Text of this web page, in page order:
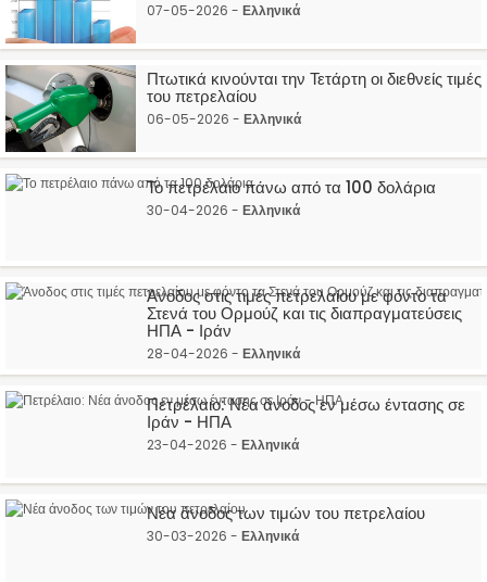
07-05-2026 - Ελληνικά
Πτωτικά κινούνται την Τετάρτη οι διεθνείς τιμές
του πετρελαίου
06-05-2026 - Ελληνικά
Το πετρέλαιο πάνω από τα 100 δολάρια
30-04-2026 - Ελληνικά
Άνοδος στις τιμές πετρελαίου με φόντο τα
Στενά του Ορμούζ και τις διαπραγματεύσεις
ΗΠΑ - Ιράν
28-04-2026 - Ελληνικά
Πετρέλαιο: Νέα άνοδος εν μέσω έντασης σε
Ιράν - ΗΠΑ
23-04-2026 - Ελληνικά
Νέα άνοδος των τιμών του πετρελαίου
30-03-2026 - Ελληνικά